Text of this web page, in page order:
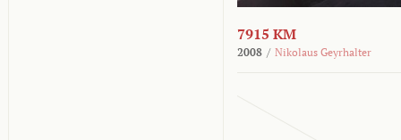
7915 KM
2008 / Nikolaus Geyrhalter